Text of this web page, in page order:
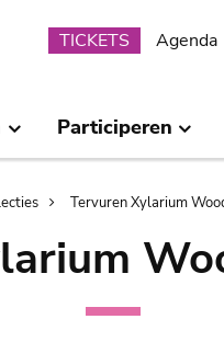
Submenu
TICKETS Agenda
Participeren
Tervuren Xylarium